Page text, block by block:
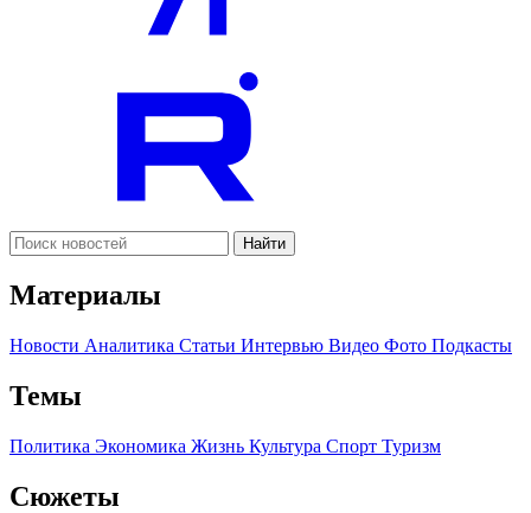
Найти
Материалы
Новости Аналитика Статьи Интервью Видео Фото Подкасты
Темы
Политика Экономика Жизнь Культура Спорт Туризм
Сюжеты